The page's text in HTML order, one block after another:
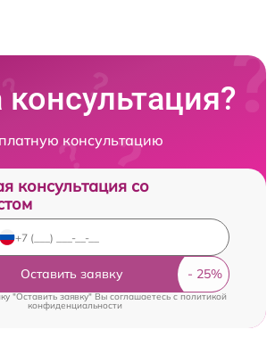
консультацию
консультация со
Оставить заявку
"Оставить заявку" Вы соглашаетесь cполитикой
конфиденциальности